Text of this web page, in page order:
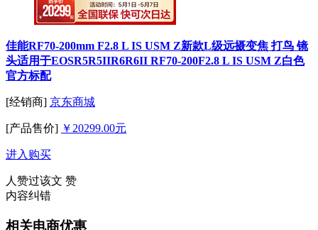
佳能RF70-200mm F2.8 L IS USM Z新款L级远摄变焦 打鸟 镜
头适用于EOSR5R5IIR6R6II RF70-200F2.8 L IS USM Z白色
官方标配
[经销商] 京东商城
[产品售价] ￥20299.00元
进入购买
人赞过该文 赞
内容纠错
相关电商优惠